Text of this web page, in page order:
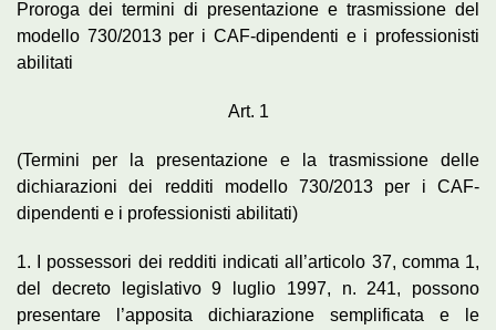
Proroga dei termini di presentazione e trasmissione del
modello 730/2013 per i CAF-dipendenti e i professionisti
abilitati
Art. 1
(Termini per la presentazione e la trasmissione delle
dichiarazioni dei redditi modello 730/2013 per i CAF-
dipendenti e i professionisti abilitati)
1. I possessori dei redditi indicati all’articolo 37, comma 1,
del decreto legislativo 9 luglio 1997, n. 241, possono
presentare l’apposita dichiarazione semplificata e le